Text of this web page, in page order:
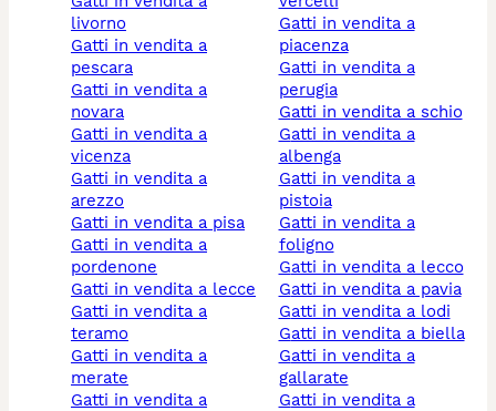
livorno
gatti in vendita a
pescara
gatti in vendita a
novara
gatti in vendita a
vicenza
gatti in vendita a
arezzo
gatti in vendita a pisa
gatti in vendita a
pordenone
gatti in vendita a lecce
gatti in vendita a
teramo
gatti in vendita a
merate
gatti in vendita a
gatti in vendita a
piacenza
gatti in vendita a
perugia
gatti in vendita a schio
gatti in vendita a
albenga
gatti in vendita a
pistoia
gatti in vendita a
foligno
gatti in vendita a lecco
gatti in vendita a pavia
gatti in vendita a lodi
gatti in vendita a biella
gatti in vendita a
gallarate
gatti in vendita a